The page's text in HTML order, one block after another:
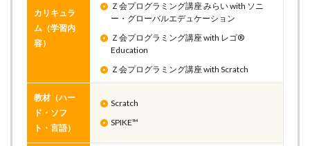
カリキュラ
ム（学習内
容）
Ｚ会プログラミング講座 みらい with ソニ
ー・グローバルエデュケーション
Ｚ会プログラミング講座 with レゴ®
Education
Ｚ会プログラミング講座 with Scratch
教材（ハー
ド・ソフ
ト・言語）
Scratch
SPIKE™